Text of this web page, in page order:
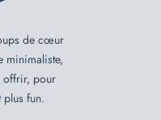
de cœur
minimaliste,
offrir, pour
fun.